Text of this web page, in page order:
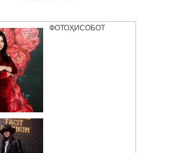
ФОТОҲИСОБОТ